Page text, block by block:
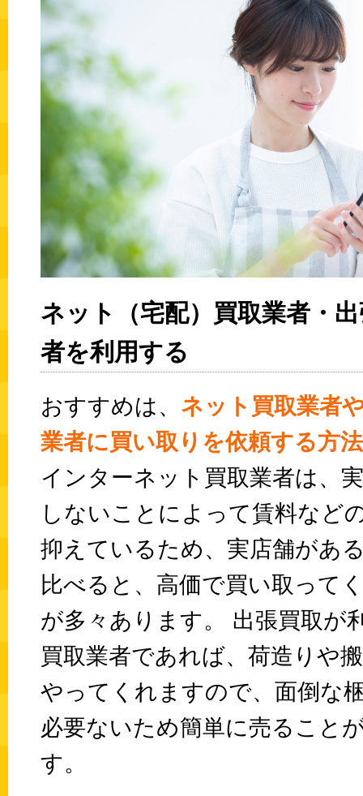
ネット（宅配）買取業者・
者を利用する
おすすめは、 ネット買取業者
業者に買い取りを依頼する方
インターネット買取業者は、
しないことによって賃料など
抑えているため、実店舗があ
比べると、高価で買い取って
が多々あります。 出張買取が
買取業者であれば、荷造りや
やってくれますので、面倒な
必要ないため簡単に売ること
す。